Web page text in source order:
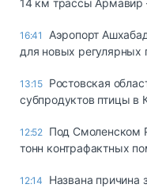
14 км трассы Армавир
16:41
Аэропорт
для новых регулярных
13:15 Ростовская
субпродуктов птицы в
12:52 Под Смоленском
тонн контрафактных
12:14
Названа причина